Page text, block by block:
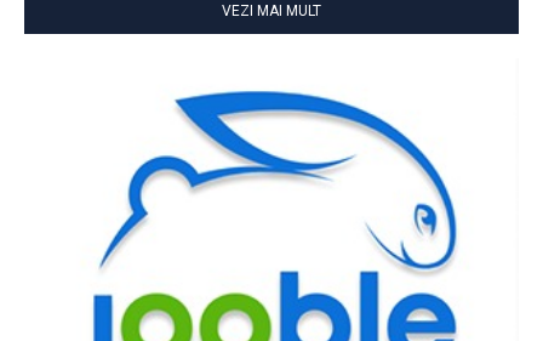
VEZI MAI MULT